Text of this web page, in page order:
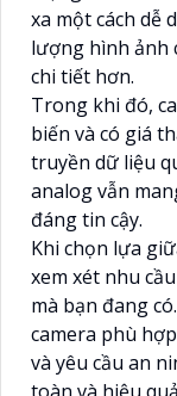
xa một cách dễ
lượng hình ảnh
chi tiết hơn.
Trong khi đó,
biến và có giá
truyền dữ liệu
analog vẫn
đáng tin cậy.
Khi chọn lựa
xem xét nhu
mà bạn đang
camera phù
và yêu cầu an